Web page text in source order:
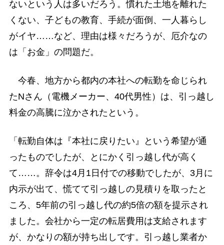
ないという人は多いだろう。慣れた土地を離れた
くない、子どもの教育、手続が面倒、一人暮らし
がイヤ……など、理由は様々だろうが、厄介なの
は「お金」の問題だ。
今春、地方から都内の本社への転勤を命じられ
たNさん（電機メーカー、40代男性）は、引っ越し
料金の高騰に泣かされたという。
「転勤自体は『本社に戻りたい』という希望が通
ったものでしたが、とにかく引っ越し代が高く
て……。辞令は4月1日付での移動でしたが、3月に
内示が出て、慌てて引っ越しの見積りを取ったと
ころ、5年前の引っ越し代の約5倍の額を提示され
ました。会社から一定の転居費用は支給されます
が、かなりの額が持ち出しです。引っ越し業者か